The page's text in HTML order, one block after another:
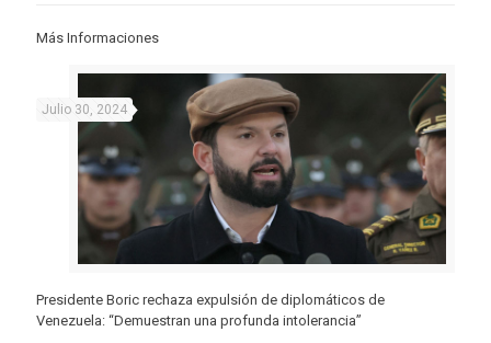
Más Informaciones
Julio 30, 2024
Presidente Boric rechaza expulsión de diplomáticos de
Venezuela: “Demuestran una profunda intolerancia”